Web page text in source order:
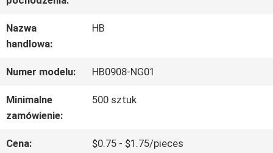
NAS
PO
FABRYCE
Nazwa
handlowa:
HB
Numer modelu: HB0908-NG01
Minimalne
zamówienie:
500 sztuk
Cena: $0.75 - $1.75/pieces